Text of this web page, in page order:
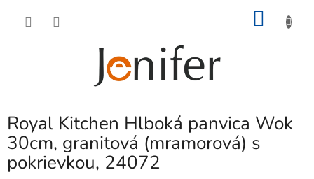
Royal Kitchen Hlboká panvica Wok
30cm, granitová (mramorová) s
pokrievkou, 24072